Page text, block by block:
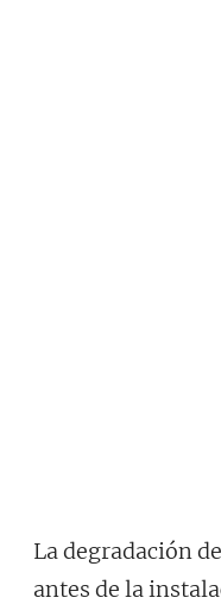
La degradación
antes de la